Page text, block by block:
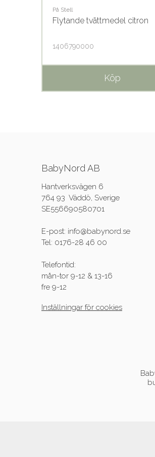
På Stell
Flytande tvättmedel citron
1406790000
Köp
BabyNord AB
Hantverksvägen 6
764 93 Väddö, Sverige
SE556690580701
E-post: info@babynord.se
Tel: 0176-28 46 00
Telefontid:
mån-tor 9-12 & 13-16
fre 9-12
Inställningar för cookies